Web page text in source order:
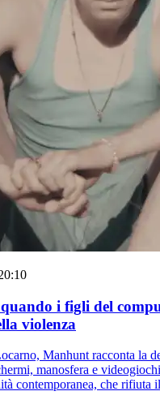
i figli del
violenza
Manhunt racconta la
manosfera e
contemporanea, che rifiuta